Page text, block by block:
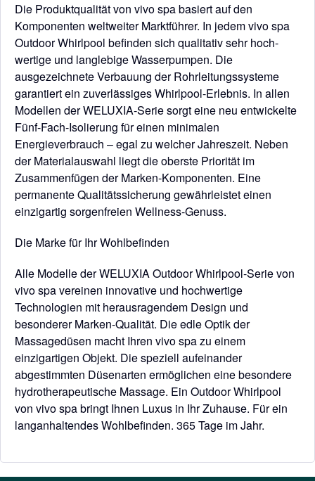
Die Produktqualität von vivo spa basiert auf den
Komponenten weltweiter Marktführer. In jedem vivo spa
Outdoor Whirlpool befinden sich qualitativ sehr hoch­
wertige und langlebige Wasserpumpen. Die
ausgezeichnete Verbauung der Rohrleitungssysteme
garantiert ein zuverlässi­ges Whirlpool-Erlebnis. In allen
Modellen der WELUXIA-Serie sorgt eine neu entwickelte
Fünf-Fach-Isolierung für einen mini­malen
Energieverbrauch – egal zu welcher Jahreszeit. Neben
der Materialauswahl liegt die oberste Priorität im
Zusammenfügen der Marken-Komponenten. Eine
permanente Qualitätssicherung gewährleistet einen
einzigartig sorgenfreien Wellness-Genuss.
Die Marke für Ihr Wohlbefinden
Alle Modelle der WELUXIA Outdoor Whirlpool-Serie von
vivo spa vereinen innovative und hochwertige
Technologien mit he­rausragendem Design und
besonderer Marken-Qualität. Die edle Optik der
Massagedüsen macht Ihren vivo spa zu einem
einzigartigen Objekt. Die speziell aufeinander
abgestimmten Düsenarten ermöglichen eine besondere
hydrotherapeuti­sche Massage. Ein Outdoor Whirlpool
von vivo spa bringt Ihnen Luxus in Ihr Zuhause. Für ein
langanhaltendes Wohlbefinden. 365 Tage im Jahr.